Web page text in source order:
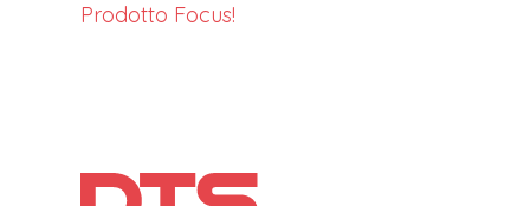
Prodotto Focus!